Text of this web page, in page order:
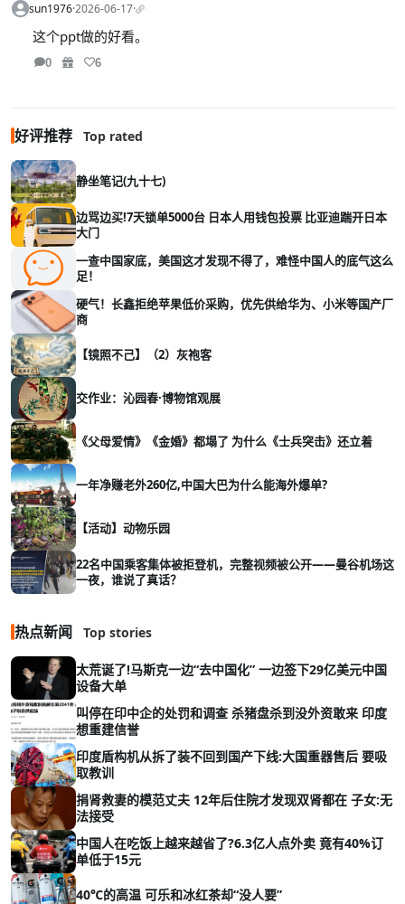
sun1976·2026-06-17·
这个ppt做的好看。
0 6
好评推荐 Top rated
静坐笔记(九十七)
边骂边买!7天锁单5000台 日本人用钱包投票 比亚迪踹开日本
大门
一查中国家底，美国这才发现不得了，难怪中国人的底气这么
足！
硬气！长鑫拒绝苹果低价采购，优先供给华为、小米等国产厂
商
【镜照不己】（2）灰袍客
交作业：沁园春·博物馆观展
《父母爱情》《金婚》都塌了 为什么《士兵突击》还立着
一年净赚老外260亿,中国大巴为什么能海外爆单?
【活动】动物乐园
22名中国乘客集体被拒登机，完整视频被公开——曼谷机场这
一夜，谁说了真话？
热点新闻 Top stories
太荒诞了!马斯克一边“去中国化” 一边签下29亿美元中国
设备大单
叫停在印中企的处罚和调查 杀猪盘杀到没外资敢来 印度
想重建信誉
印度盾构机从拆了装不回到国产下线:大国重器售后 要吸
取教训
捐肾救妻的模范丈夫 12年后住院才发现双肾都在 子女:无
法接受
中国人在吃饭上越来越省了?6.3亿人点外卖 竟有40%订
单低于15元
40℃的高温 可乐和冰红茶却“没人要”